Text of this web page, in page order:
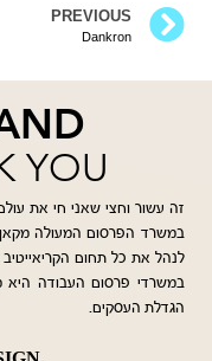
PREVIOUS
Dankron
YOU
זה עשור וחצי שאני חי את
במשרד הפרסום המעולה מקאן
לנהל את כל תחום
במשרדי פרסום העבודה היא
הגדלת העסקים.